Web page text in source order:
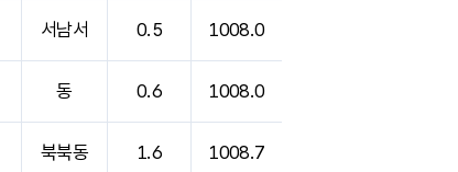
서남서 0.5 1008.0
동 0.6 1008.0
북북동 1.6 1008.7